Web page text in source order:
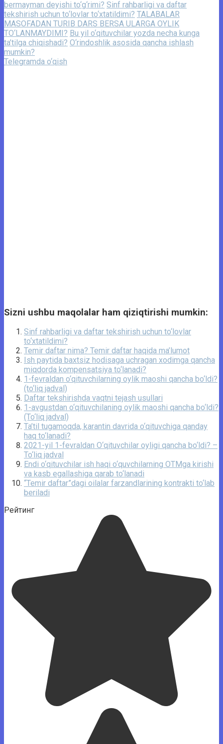
bermayman deyishi to‘g‘rimi? Sinf rahbarligi va daftar
tekshirish uchun to‘lovlar to‘xtatildimi? TALABALAR
MASOFADAN TURIB DARS BERSA ULARGA OYLIK
TO‘LANMAYDIMI? Bu yil o‘qituvchilar yozda necha kunga
ta’tilga chiqishadi? O‘rindoshlik asosida qancha ishlash
mumkin?
Telegramda o‘qish
Sizni ushbu maqolalar ham qiziqtirishi mumkin:
Sinf rahbarligi va daftar tekshirish uchun to‘lovlar
to‘xtatildimi?
Temir daftar nima? Temir daftar haqida ma’lumot
Ish paytida baxtsiz hodisaga uchragan xodimga qancha
miqdorda kompensatsiya to‘lanadi?
1-fevraldan o‘qituvchilarning oylik maoshi qancha bo‘ldi?
(to‘liq jadval)
Daftar tekshirishda vaqtni tejash usullari
1-avgustdan o‘qituvchilaning oylik maoshi qancha bo‘ldi?
(To‘liq jadval)
Ta’til tugamoqda, karantin davrida o‘qituvchiga qanday
haq to‘lanadi?
2021-yil 1-fevraldan O‘qituvchilar oyligi qancha bo‘ldi? –
To‘liq jadval
Endi o‘qituvchilar ish haqi o‘quvchilarning OTMga kirishi
va kasb egallashiga qarab to‘lanadi
“Temir daftar”dagi oilalar farzandlarining kontrakti to‘lab
beriladi
Рейтинг